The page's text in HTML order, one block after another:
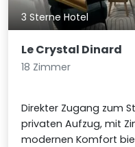
3 Sterne Hotel
Le Crystal Dinard
18 Zimmer
Direkter Zugang zum
privaten Aufzug, mit
modernen Komfort